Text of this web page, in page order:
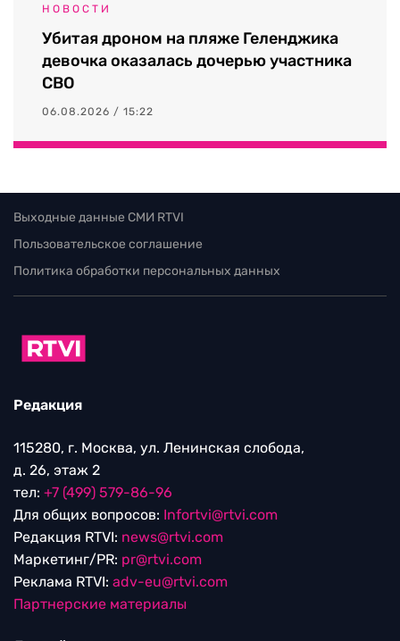
НОВОСТИ
Убитая дроном на пляже Геленджика
девочка оказалась дочерью участника
СВО
06.08.2026 / 15:22
Выходные данные СМИ RTVI
Пользовательское соглашение
Политика обработки персональных данных
Редакция
115280, г. Москва, ул. Ленинская слобода,
д. 26, этаж 2
тел: +7 (499) 579-86-96
Для общих вопросов: Infortvi@rtvi.com
Редакция RTVI: news@rtvi.com
Маркетинг/PR: pr@rtvi.com
Реклама RTVI: adv-eu@rtvi.com
Партнерские материалы